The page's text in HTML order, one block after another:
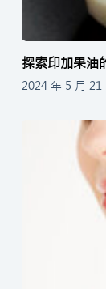
探索印加果油
2024 年 5 月 21